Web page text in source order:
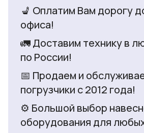
💺 Оплатим Вам дорогу
офиса!
🚛 Доставим технику в
по России!
📅 Продаем и
погрузчики с 2012 года!
⚙️ Большой выбор
оборудования для